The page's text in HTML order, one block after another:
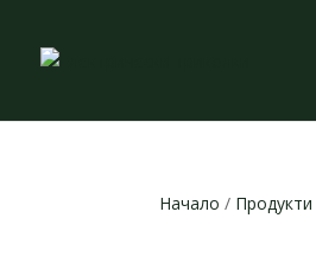
Начало / Продукти